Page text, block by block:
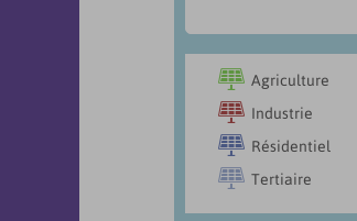
 Agriculture
 Industrie
 Résidentiel
 Tertiaire